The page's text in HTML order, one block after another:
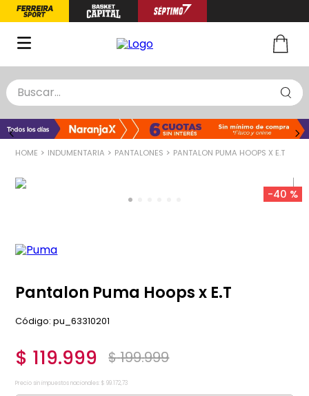
Buscar...
INDUMENTARIA PANTALONES PANTALON PUMA HOOPS X E.T
-40 %
Pantalon Puma Hoops x E.T
:pu_63310201
$ 119.999 $199.999
Precio sin impuestos nacionales: $ 99.172,73
TÉRMINOS MÁS BUSCADOS
1.
zapatillas basquet
3